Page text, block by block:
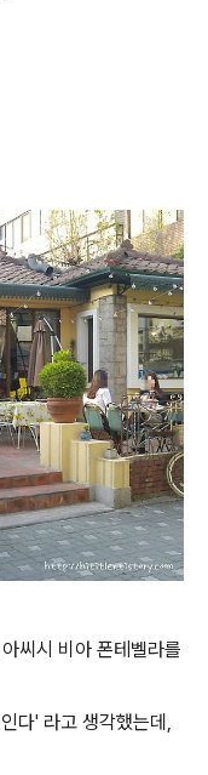
씨시 비아 폰테벨라를
다' 라고 생각했는데,